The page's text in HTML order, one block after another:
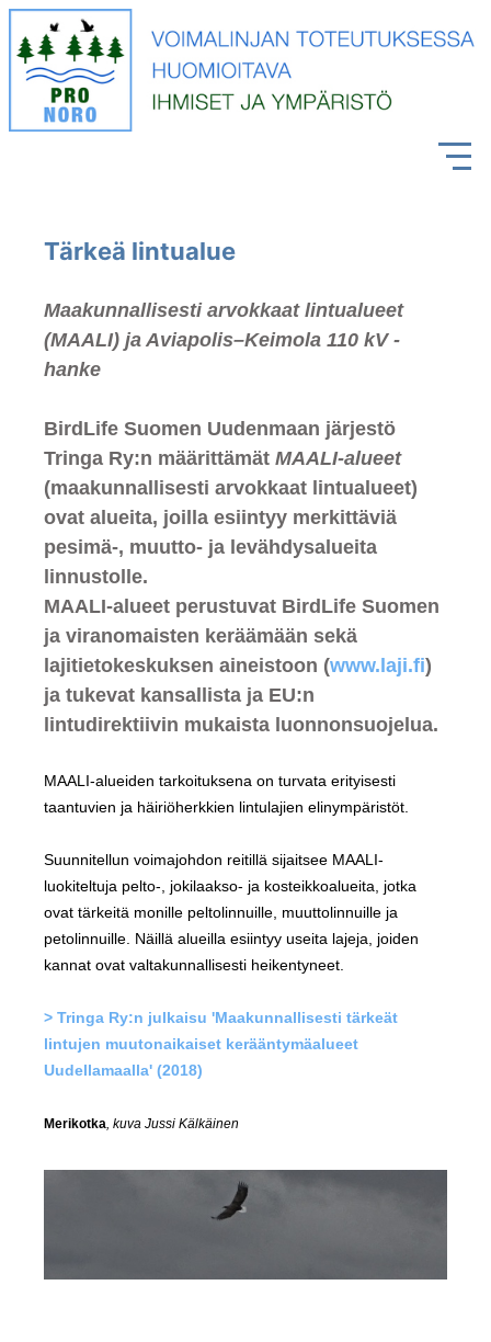
Tärkeä lintualue
Maakunnallisesti arvokkaat lintualueet
(MAALI) ja Aviapolis–Keimola 110 kV -
hanke
BirdLife Suomen Uudenmaan järjestö
Tringa Ry:n määrittämät MAALI-alueet
(maakunnallisesti arvokkaat lintualueet)
ovat alueita, joilla esiintyy merkittäviä
pesimä-, muutto- ja levähdysalueita
linnustolle.
MAALI-alueet perustuvat BirdLife Suomen
ja viranomaisten keräämään sekä
lajitietokeskuksen aineistoon (www.laji.fi)
ja tukevat kansallista ja EU:n
lintudirektiivin mukaista luonnonsuojelua.
MAALI-alueiden tarkoituksena on turvata erityisesti
taantuvien ja häiriöherkkien lintulajien elinympäristöt.
Suunnitellun voimajohdon reitillä sijaitsee MAALI-
luokiteltuja pelto-, jokilaakso- ja kosteikkoalueita, jotka
ovat tärkeitä monille peltolinnuille, muuttolinnuille ja
petolinnuille. Näillä alueilla esiintyy useita lajeja, joiden
kannat ovat valtakunnallisesti heikentyneet.
> Tringa Ry:n julkaisu 'Maakunnallisesti tärkeät
lintujen muutonaikaiset kerääntymäalueet
Uudellamaalla' (2018)
Merikotka, kuva Jussi Kälkäinen